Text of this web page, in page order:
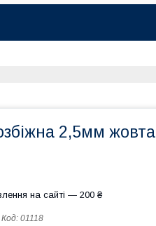
2,5мм жовта
на сайті — 200 ₴
Код: 01118